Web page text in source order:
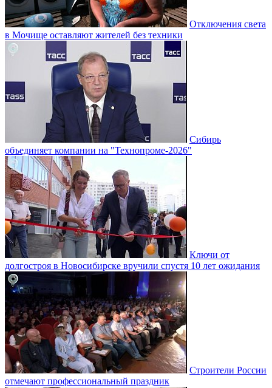
Отключения света
в Мочище оставляют жителей без техники
Сибирь
объединяет компании на "Технопроме-2026"
Ключи от
долгостроя в Новосибирске вручили спустя 10 лет ожидания
Строители России
отмечают профессиональный праздник